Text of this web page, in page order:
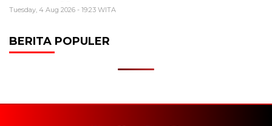
Tuesday, 4 Aug 2026 - 19:23 WITA
BERITA POPULER